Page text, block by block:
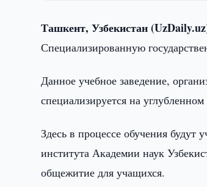
Ташкент, Узбекистан
Специализированную
Данное учебное заведение,
специализируется на
Здесь в процессе обучения будут
института Академии наук
общежитие для учащихся.